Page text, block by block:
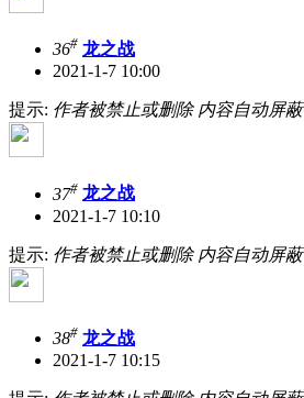
36# 龙之战
2021-1-7 10:00
提示: 作者被禁止或删除 内容自动屏蔽
37# 龙之战
2021-1-7 10:10
提示: 作者被禁止或删除 内容自动屏蔽
38# 龙之战
2021-1-7 10:15